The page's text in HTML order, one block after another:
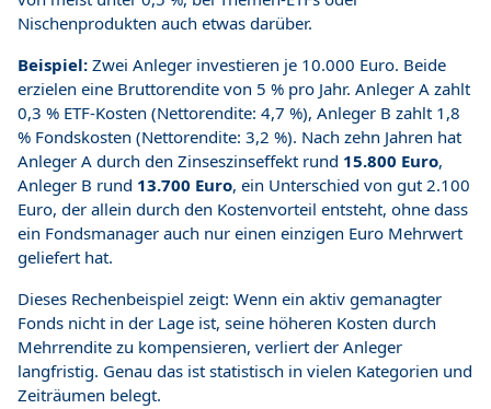
Nischenprodukten auch etwas darüber.
Beispiel: Zwei Anleger investieren je 10.000 Euro. Beide
erzielen eine Bruttorendite von 5 % pro Jahr. Anleger A zahlt
0,3 % ETF-Kosten (Nettorendite: 4,7 %), Anleger B zahlt 1,8
% Fondskosten (Nettorendite: 3,2 %). Nach zehn Jahren hat
Anleger A durch den Zinseszinseffekt rund 15.800 Euro,
Anleger B rund 13.700 Euro, ein Unterschied von gut 2.100
Euro, der allein durch den Kostenvorteil entsteht, ohne dass
ein Fondsmanager auch nur einen einzigen Euro Mehrwert
geliefert hat.
Dieses Rechenbeispiel zeigt: Wenn ein aktiv gemanagter
Fonds nicht in der Lage ist, seine höheren Kosten durch
Mehrrendite zu kompensieren, verliert der Anleger
langfristig. Genau das ist statistisch in vielen Kategorien und
Zeiträumen belegt.